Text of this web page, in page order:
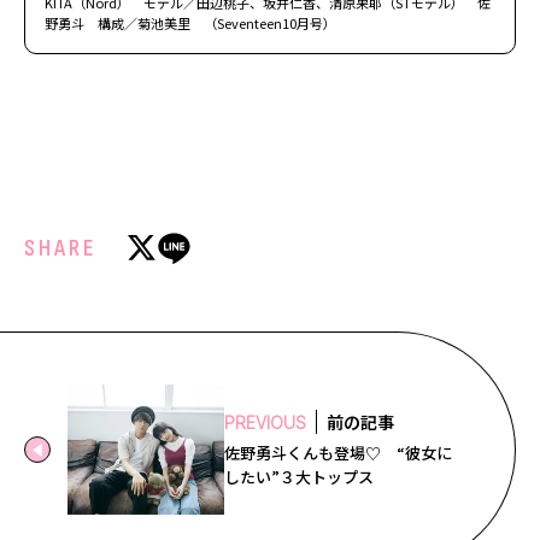
野勇斗 構成／菊池美里 （Seventeen10月号）
SHARE
PREVIOUS 前の記事
佐野勇斗くんも登場♡ “彼女に
したい”３大トップス